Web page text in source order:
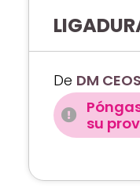
De DM
su